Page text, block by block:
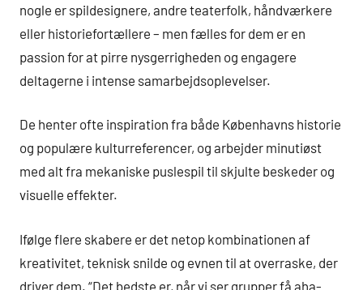
nogle er spildesignere, andre teaterfolk, håndværkere
eller historiefortællere – men fælles for dem er en
passion for at pirre nysgerrigheden og engagere
deltagerne i intense samarbejdsoplevelser.
De henter ofte inspiration fra både Københavns historie
og populære kulturreferencer, og arbejder minutiøst
med alt fra mekaniske puslespil til skjulte beskeder og
visuelle effekter.
Ifølge flere skabere er det netop kombinationen af
kreativitet, teknisk snilde og evnen til at overraske, der
driver dem. “Det bedste er, når vi ser grupper få aha-